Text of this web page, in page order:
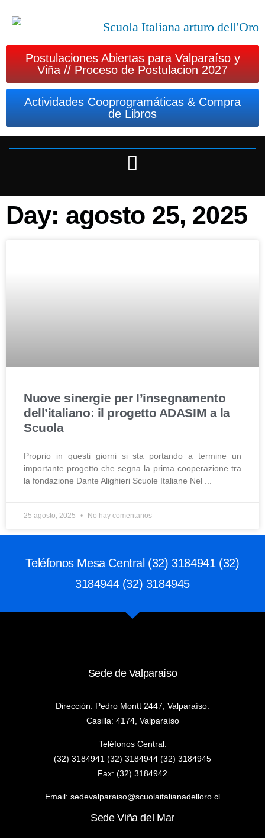
Postulaciones Abiertas para Valparaíso y
Viña // Proceso de Postulacion 2027
Actividades Cooprogramáticas & Compra
de Libros
Day: agosto 25, 2025
Nuove sinergie per l’insegnamento
dell’italiano: il progetto ADASIM a la
Scuola
Proprio in questi giorni si sta portando a termine un
importante progetto che segna la prima cooperazione tra
la fondazione Dante Alighieri Scuole Italiane Nel
25 agosto, 2025 No hay comentarios
Teléfonos Mesa Central (32) 3184941 (32)
3184944 (32) 3184945
Sede de Valparaíso
Dirección: Pedro Montt 2447, Valparaíso.
Casilla: 4174, Valparaíso
Teléfonos Central:
(32) 3184941 (32) 3184944 (32) 3184945
Fax: (32) 3184942
Email: sedevalparaiso@scuolaitalianadelloro.cl
Sede Viña del Mar